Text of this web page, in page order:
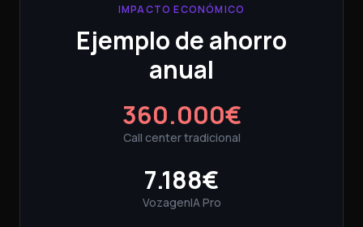
IMPACTO ECONÓMICO
Ejemplo de ahorro
anual
360.000€
Call center tradicional
7.188€
VozagenIA Pro